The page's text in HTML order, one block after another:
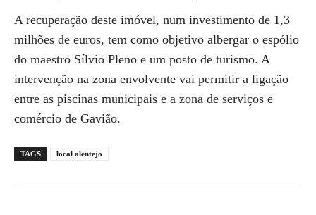
A recuperação deste imóvel, num investimento de 1,3
milhões de euros, tem como objetivo albergar o espólio
do maestro Sílvio Pleno e um posto de turismo. A
intervenção na zona envolvente vai permitir a ligação
entre as piscinas municipais e a zona de serviços e
comércio de Gavião.
TAGS local alentejo